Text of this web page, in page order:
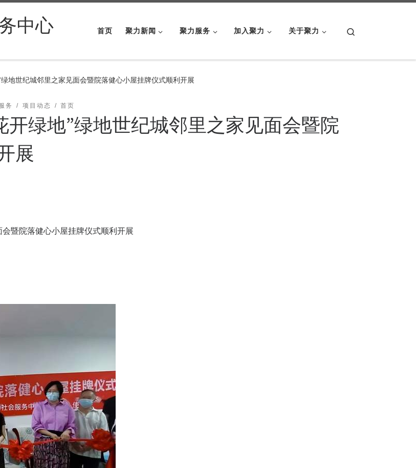
中心 首页 聚力新闻 聚力服务 加入聚力 关于聚力
地世纪城邻里之家见面会暨院落健心小屋挂牌仪式顺利开展
务 项目动态 首页
开绿地”绿地世纪城邻里之家见面会暨院
展
暨院落健心小屋挂牌仪式顺利开展